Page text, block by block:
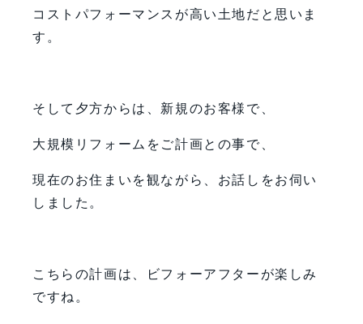
コストパフォーマンスが高い土地だと思いま
す。
そして夕方からは、新規のお客様で、
大規模リフォームをご計画との事で、
現在のお住まいを観ながら、お話しをお伺い
しました。
こちらの計画は、ビフォーアフターが楽しみ
ですね。